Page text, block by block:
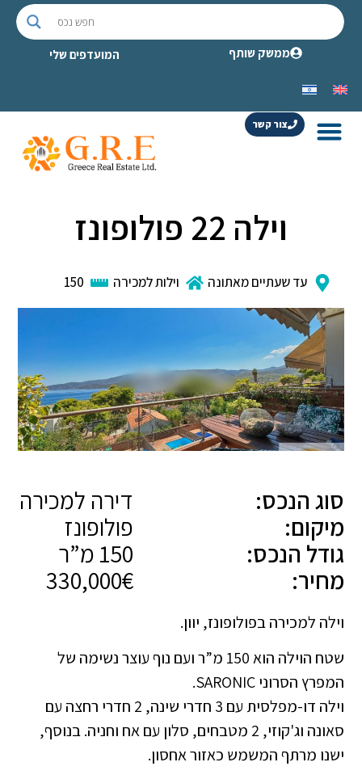
ממשק שותף המועדפים שלי
צור קשר
וילה 22 פולופונז
עד שעתיים מאתונה וילות למכירה 150
סוג הנכס:
דירה למכירה
מיקום:
פולופונז
גודל הנכס:
מחיר:
330,000€
וילה למכירה בפולופונז, יוון.
שטח הוילה הוא 150 מ”ר ועם נוף עוצר נשימה של
המפרץ הסרוני SARONIC.
וילה דו-מפלסית עם 3 חדרי שינה, 2 חדרי רחצה עם
סאונה וג'קוזי, 2 מטבחים, סלון עם אח וחניה. בנוסף,
ישנו מרתף המשמש כאזור אחסון.